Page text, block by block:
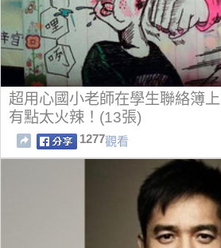
超用心國小老師在學生聯絡簿
有點太火辣！(13張)
1277觀看